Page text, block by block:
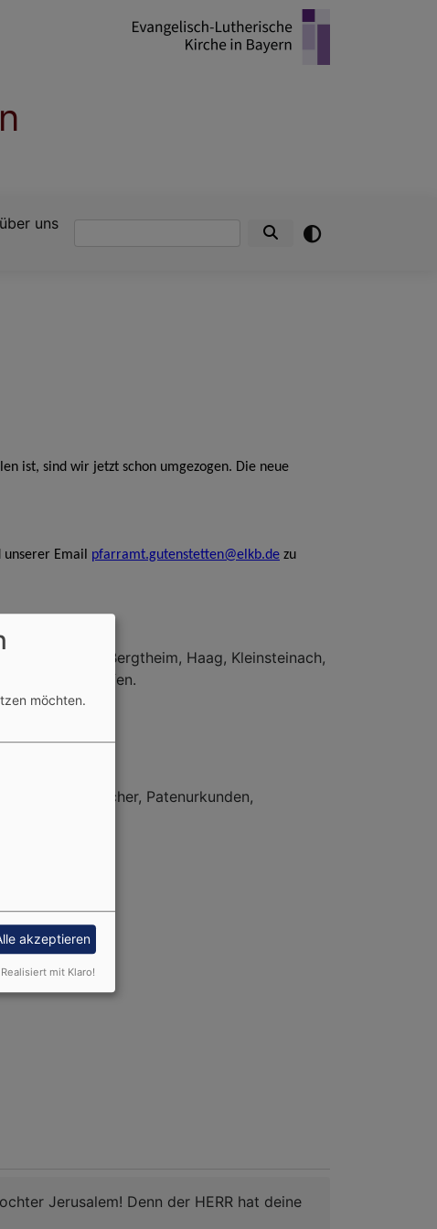
unsSuche
ist, sind wir jetzt schon umgezogen. Die neue
Email pfarramt.gutenstetten@elkb.de zu
Bergtheim, Haag, Kleinsteinach,
Reinhardshofen.
wie Stammbücher, Patenurkunden,
Jerusalem! Denn der HERR hat deine
möchten.
akzeptieren
Realisiert mit Klaro!